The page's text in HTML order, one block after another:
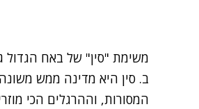
משימת "סין" של באח הגדול
המסורות, וההרגלים הכי